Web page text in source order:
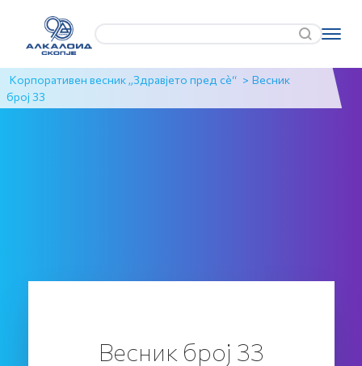
Корпоративен весник „Здравјето пред сè“ > Весник
број 33
Весник број 33